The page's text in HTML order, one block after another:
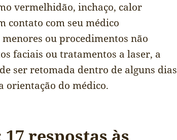
vermelhidão, inchaço, calor
contato com seu médico
ou procedimentos não
faciais ou tratamentos a laser, a
ser retomada dentro de alguns dias
orientação do médico.